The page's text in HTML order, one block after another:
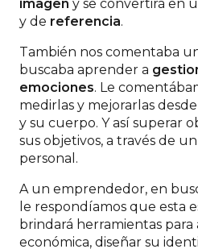
imagen y se convertirá en
y de referencia.
También nos comentaba
buscaba aprender a
emociones. Le
medirlas y mejorarlas
y su cuerpo. Y así superar
sus objetivos, a través de
personal.
A un emprendedor, en
le respondíamos que esta
brindará herramientas para
económica, diseñar su